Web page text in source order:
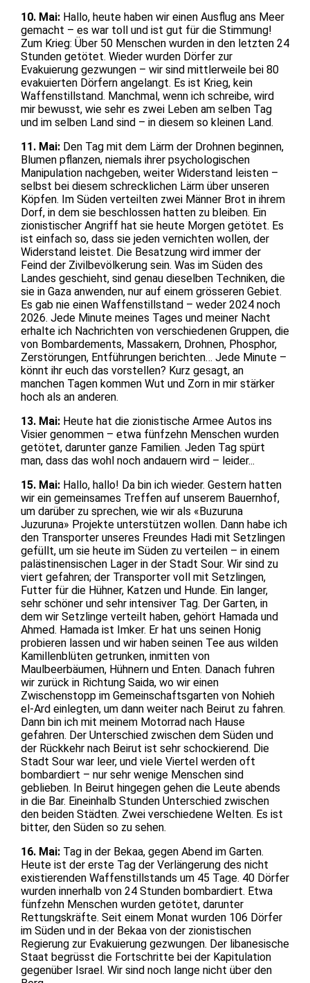
10. Mai: Hallo, heute haben wir einen Ausflug ans Meer
gemacht – es war toll und ist gut für die Stimmung!
Zum Krieg: Über 50 Menschen wurden in den letzten 24
Stunden getötet. Wieder wurden Dörfer zur
Evakuierung gezwungen – wir sind mittlerweile bei 80
evakuierten Dörfern angelangt. Es ist Krieg, kein
Waffenstillstand. Manchmal, wenn ich schreibe, wird
mir bewusst, wie sehr es zwei Leben am selben Tag
und im selben Land sind – in diesem so kleinen Land.
11. Mai: Den Tag mit dem Lärm der Drohnen beginnen,
Blumen pflanzen, niemals ihrer psychologischen
Manipulation nachgeben, weiter Widerstand leisten –
selbst bei diesem schrecklichen Lärm über unseren
Köpfen. Im Süden verteilten zwei Männer Brot in ihrem
Dorf, in dem sie beschlossen hatten zu bleiben. Ein
zionistischer Angriff hat sie heute Morgen getötet. Es
ist einfach so, dass sie jeden vernichten wollen, der
Widerstand leistet. Die Besatzung wird immer der
Feind der Zivilbevölkerung sein. Was im Süden des
Landes geschieht, sind genau dieselben Techniken, die
sie in Gaza anwenden, nur auf einem grösseren Gebiet.
Es gab nie einen Waffenstillstand – weder 2024 noch
2026. Jede Minute meines Tages und meiner Nacht
erhalte ich Nachrichten von verschiedenen Gruppen, die
von Bombardements, Massakern, Drohnen, Phosphor,
Zerstörungen, Entführungen berichten… Jede Minute –
könnt ihr euch das vorstellen? Kurz gesagt, an
manchen Tagen kommen Wut und Zorn in mir stärker
hoch als an anderen.
13. Mai: Heute hat die zionistische Armee Autos ins
Visier genommen – etwa fünfzehn Menschen wurden
getötet, darunter ganze Familien. Jeden Tag spürt
man, dass das wohl noch andauern wird – leider...
15. Mai: Hallo, hallo! Da bin ich wieder. Gestern hatten
wir ein gemeinsames Treffen auf unserem Bauernhof,
um darüber zu sprechen, wie wir als «Buzuruna
Juzuruna» Projekte unterstützen wollen. Dann habe ich
den Transporter unseres Freundes Hadi mit Setzlingen
gefüllt, um sie heute im Süden zu verteilen – in einem
palästinensischen Lager in der Stadt Sour. Wir sind zu
viert gefahren; der Transporter voll mit Setzlingen,
Futter für die Hühner, Katzen und Hunde. Ein langer,
sehr schöner und sehr intensiver Tag. Der Garten, in
dem wir Setzlinge verteilt haben, gehört Hamada und
Ahmed. Hamada ist Imker. Er hat uns seinen Honig
probieren lassen und wir haben seinen Tee aus wilden
Kamillenblüten getrunken, inmitten von
Maulbeerbäumen, Hühnern und Enten. Danach fuhren
wir zurück in Richtung Saida, wo wir einen
Zwischenstopp im Gemeinschaftsgarten von Nohieh
el-Ard einlegten, um dann weiter nach Beirut zu fahren.
Dann bin ich mit meinem Motorrad nach Hause
gefahren. Der Unterschied zwischen dem Süden und
der Rückkehr nach Beirut ist sehr schockierend. Die
Stadt Sour war leer, und viele Viertel werden oft
bombardiert – nur sehr wenige Menschen sind
geblieben. In Beirut hingegen gehen die Leute abends
in die Bar. Eineinhalb Stunden Unterschied zwischen
den beiden Städten. Zwei verschiedene Welten. Es ist
bitter, den Süden so zu sehen.
16. Mai: Tag in der Bekaa, gegen Abend im Garten.
Heute ist der erste Tag der Verlängerung des nicht
existierenden Waffenstillstands um 45 Tage. 40 Dörfer
wurden innerhalb von 24 Stunden bombardiert. Etwa
fünfzehn Menschen wurden getötet, darunter
Rettungskräfte. Seit einem Monat wurden 106 Dörfer
im Süden und in der Bekaa von der zionistischen
Regierung zur Evakuierung gezwungen. Der libanesische
Staat begrüsst die Fortschritte bei der Kapitulation
gegenüber Israel. Wir sind noch lange nicht über den